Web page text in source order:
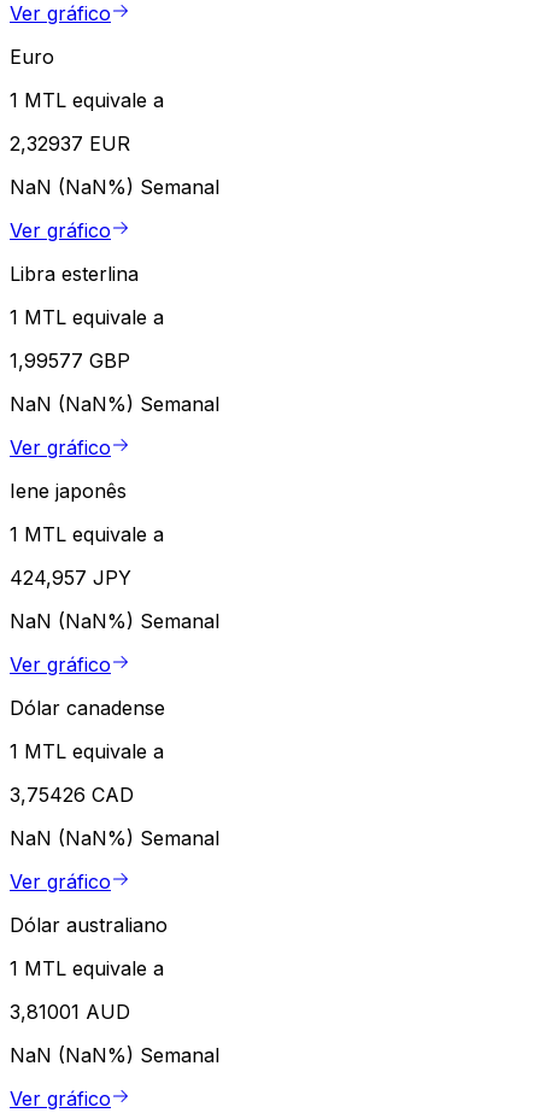
Ver gráfico
Euro
1 MTL equivale a
2,32937 EUR
NaN (NaN%) Semanal
Ver gráfico
Libra esterlina
1 MTL equivale a
1,99577 GBP
NaN (NaN%) Semanal
Ver gráfico
Iene japonês
1 MTL equivale a
424,957 JPY
NaN (NaN%) Semanal
Ver gráfico
Dólar canadense
1 MTL equivale a
3,75426 CAD
NaN (NaN%) Semanal
Ver gráfico
Dólar australiano
1 MTL equivale a
3,81001 AUD
NaN (NaN%) Semanal
Ver gráfico